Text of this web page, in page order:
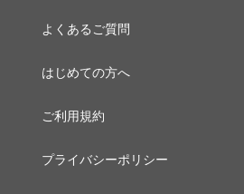
よくあるご質問
はじめての方へ
ご利用規約
プライバシーポリシー